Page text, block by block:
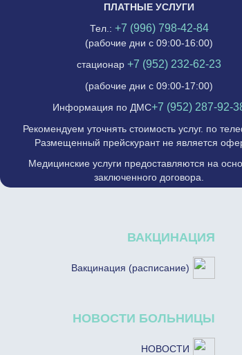
ПЛАТНЫЕ УСЛУГИ
Тел.: +7 (996) 798-42-84
(рабочие дни с 09:00-16:00)
стационар+7 (952) 232-62-23
(рабочие дни с 09:00-17:00)
Информация по ДМС+7 (952) 287-92-
Рекомендуем уточнять стоимость услуг. по
Размещенный прейскурант не является
Медицинские услуги предоставляются на
заключенного договора.
ВАКЦИНАЦИЯ
Вакцинация (расписание)
НОВОСТИ БОЛЬНИЦЫ
НОВОСТИ